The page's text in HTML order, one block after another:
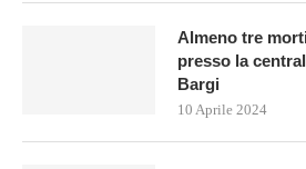
Almeno tre
presso la
Bargi
10 Aprile 2024